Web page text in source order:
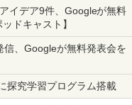
イデア9件、Googleが無料
ドキャスト】
、Googleが無料発表会を
探究学習プログラム搭載